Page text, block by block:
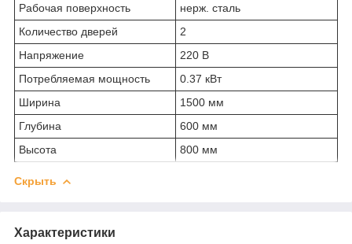
Рабочая поверхность
нерж. сталь
Количество дверей
2
Напряжение
220 В
Потребляемая мощность
0.37 кВт
Ширина
1500 мм
Глубина
600 мм
Высота
800 мм
Скрыть
Характеристики